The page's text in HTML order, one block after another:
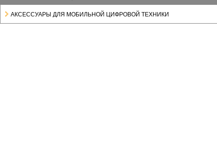
АКСЕСCУАРЫ ДЛЯ МОБИЛЬНОЙ ЦИФРОВОЙ ТЕХНИКИ